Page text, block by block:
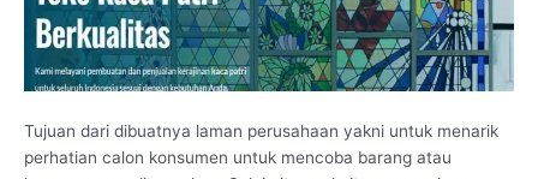
Tujuan dari dibuatnya laman perusahaan yakni untuk menarik
perhatian calon konsumen untuk mencoba barang atau